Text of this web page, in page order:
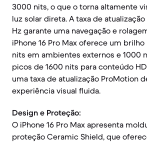
3000 nits, o que o torna altamente
luz solar direta. A taxa de
Hz garante uma navegação e
iPhone 16 Pro Max oferece um
nits em ambientes externos e 1000
picos de 1600 nits para conteúdo
uma taxa de atualização ProMotion
experiência visual fluida.
Design e Proteção:
O iPhone 16 Pro Max apresenta
proteção Ceramic Shield, que